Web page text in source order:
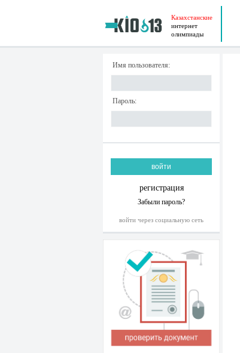
Казахстанские
интернет
олимпиады
Имя пользователя:
Пароль:
регистрация
Забыли пароль?
войти через социальную сеть